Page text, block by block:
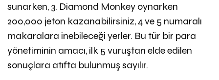
sunarken, 3. Diamond Monkey oynarken
200,000 jeton kazanabilirsiniz, 4 ve 5 numaralı
makaralara inebileceği yerler. Bu tür bir para
yönetiminin amacı, ilk 5 vuruştan elde edilen
sonuçlara atıfta bulunmuş sayılır.